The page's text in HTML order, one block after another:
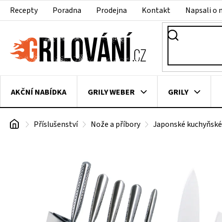
PřejítRecepty Poradna Prodejna Kontakt Napsali o
AKČNÍ NABÍDKA GRILY WEBER GRILY
VAKUOVAČKY LEDNICE NA ZRÁNÍ MASA
DomůPříslušenství Nože a příbory Japonské